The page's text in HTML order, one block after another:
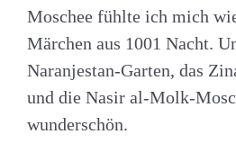
Moschee fühlte ich mich
Märchen aus 1001 Nacht.
Naranjestan-Garten, das
und die Nasir al-Molk-
wunderschön.